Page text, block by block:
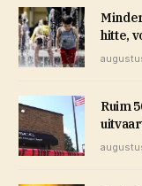
hitte,
Ruim